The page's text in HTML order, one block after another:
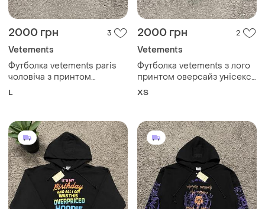
2000 грн 3
Vetements
Футболка vetements paris
чоловіча з принтом
оверсайз made in portugal
L
2000 грн 2
Vetements
Футболка vetements з лого
принтом оверсайз унісекс
made in portugal
ХS